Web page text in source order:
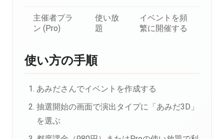
主催者プラ
ン (Pro)
使い放
題
イベントを頻
繁に開催する
使い方の手順
あみださんでイベントを作成する
抽選開始の画面で演出タイプに「あみだ3D」
を選ぶ